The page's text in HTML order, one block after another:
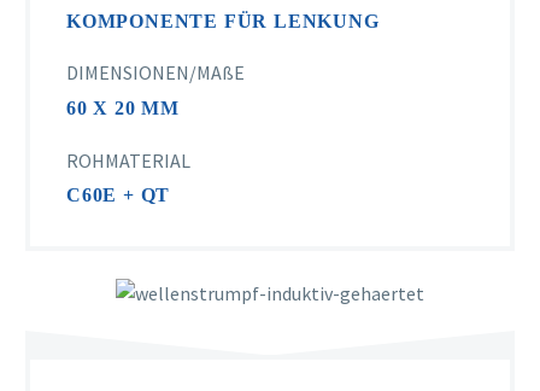
KOMPONENTE FÜR LENKUNG
DIMENSIONEN/MAßE
60 X 20 MM
ROHMATERIAL
C60E + QT